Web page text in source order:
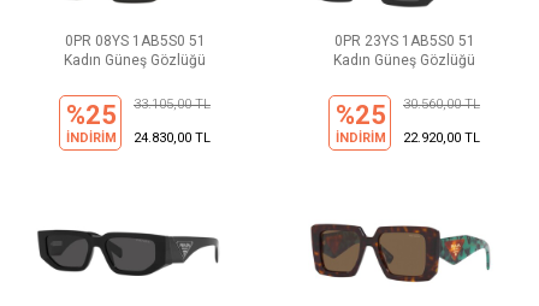
0PR 08YS 1AB5S0 51
Kadın Güneş Gözlüğü
%25
İNDİRİM
33.105,00 TL
24.830,00 TL
0PR 23YS 1AB5S0 51
Kadın Güneş Gözlüğü
%25
İNDİRİM
30.560,00 TL
22.920,00 TL